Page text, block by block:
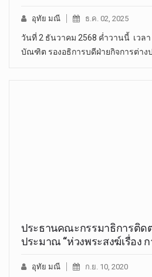
อุทัย มณี ธ.ค. 02, 2025
วันที่ 2 ธันวาคม 2568 ค่ำวานนี้ เวล
บัณฑิต รองอธิการบดีฝ่ายกิจการต่างป
ประธานคณะกรรมาธิการติด
ประมาณ “ห่วงพระสงฆ์เรื่อง
อุทัย มณี ก.ย. 10, 2020